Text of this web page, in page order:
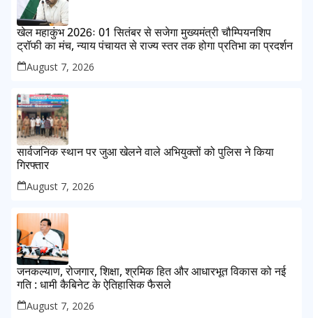
खेल महाकुंभ 2026ः 01 सितंबर से सजेगा मुख्यमंत्री चौम्पियनशिप
ट्रॉफी का मंच, न्याय पंचायत से राज्य स्तर तक होगा प्रतिभा का प्रदर्शन
August 7, 2026
सार्वजनिक स्थान पर जुआ खेलने वाले अभियुक्तों को पुलिस ने किया
गिरफ्तार
August 7, 2026
जनकल्याण, रोजगार, शिक्षा, श्रमिक हित और आधारभूत विकास को नई
गति : धामी कैबिनेट के ऐतिहासिक फैसले
August 7, 2026